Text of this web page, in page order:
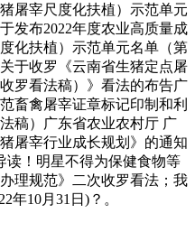
屠宰尺度化扶植）示范单元
发布2022年度农业高质量成
化扶植）示范单元名单（第
于收罗《云南省生猪定点屠
罗看法稿）》看法的布告广
畜禽屠宰证章标记印制和利
稿）广东省农业农村厅 广
屠宰行业成长规划》的通知
读！明星不得为保健食物等
理规范》二次收罗看法；我
年10月31日)？。